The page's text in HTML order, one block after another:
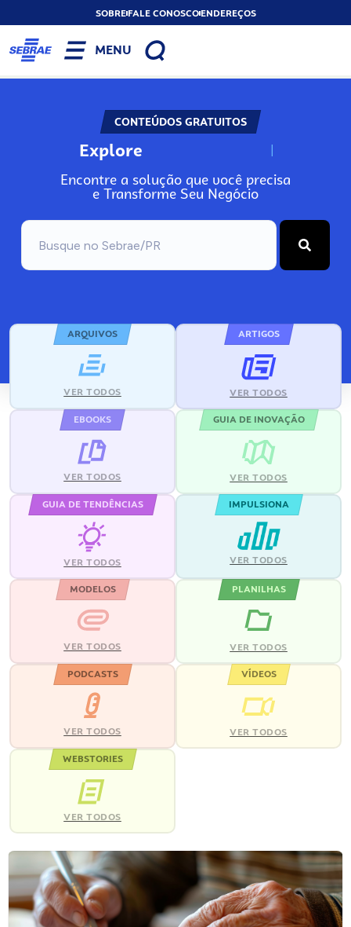
SOBREFALE CONOSCOENDEREÇOS
MENU
CONTEÚDOS GRATUITOS
Explore N
Encontre a solução que você precisa
e Transforme Seu Negócio
ARQUIVOS
VER TODOS
ARTIGOS
VER TODOS
EBOOKS
VER TODOS
GUIA DE INOVAÇÃO
VER TODOS
GUIA DE TENDÊNCIAS
VER TODOS
IMPULSIONA
VER TODOS
MODELOS
VER TODOS
PLANILHAS
VER TODOS
PODCASTS
VER TODOS
VÍDEOS
VER TODOS
WEBSTORIES
VER TODOS